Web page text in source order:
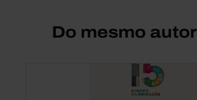
Do mesmo autor